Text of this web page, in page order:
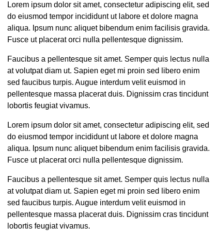
Lorem ipsum dolor sit amet, consectetur adipiscing elit, sed
do eiusmod tempor incididunt ut labore et dolore magna
aliqua. Ipsum nunc aliquet bibendum enim facilisis gravida.
Fusce ut placerat orci nulla pellentesque dignissim.
Faucibus a pellentesque sit amet. Semper quis lectus nulla
at volutpat diam ut. Sapien eget mi proin sed libero enim
sed faucibus turpis. Augue interdum velit euismod in
pellentesque massa placerat duis. Dignissim cras tincidunt
lobortis feugiat vivamus.
Lorem ipsum dolor sit amet, consectetur adipiscing elit, sed
do eiusmod tempor incididunt ut labore et dolore magna
aliqua. Ipsum nunc aliquet bibendum enim facilisis gravida.
Fusce ut placerat orci nulla pellentesque dignissim.
Faucibus a pellentesque sit amet. Semper quis lectus nulla
at volutpat diam ut. Sapien eget mi proin sed libero enim
sed faucibus turpis. Augue interdum velit euismod in
pellentesque massa placerat duis. Dignissim cras tincidunt
lobortis feugiat vivamus.